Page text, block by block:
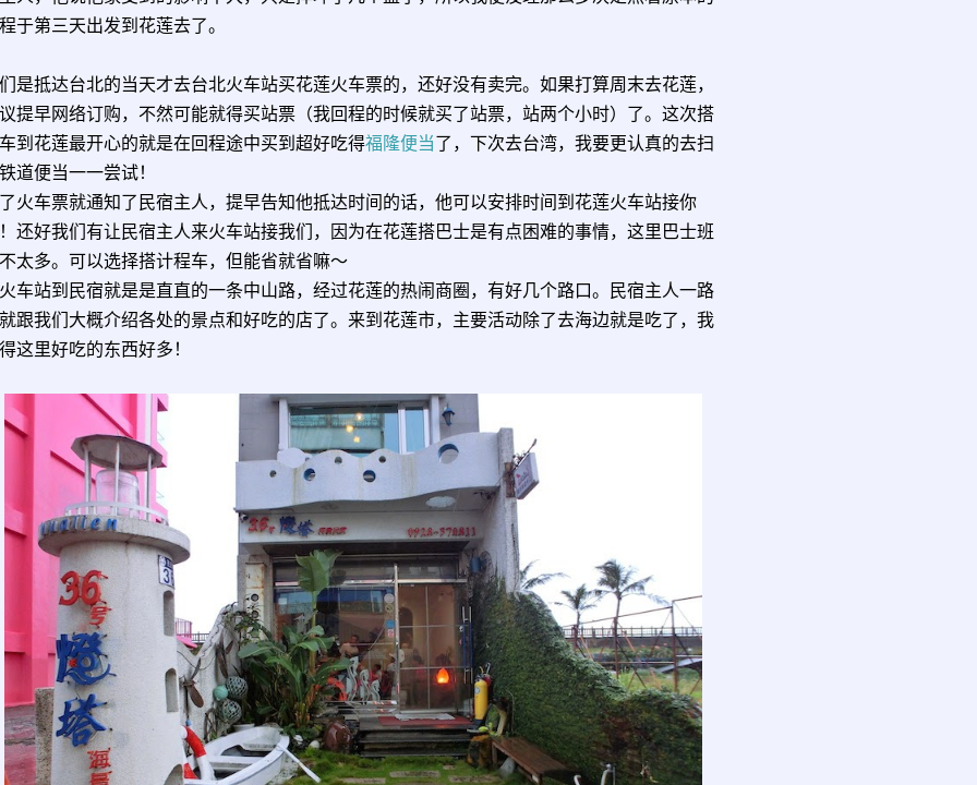
于第三天出发到花莲去了。
是抵达台北的当天才去台北火车站买花莲火车票的，还好没有卖完。如果打算周末去花莲，
提早网络订购，不然可能就得买站票（我回程的时候就买了站票，站两个小时）了。这次搭
到花莲最开心的就是在回程途中买到超好吃得福隆便当了，下次去台湾，我要更认真的去扫
道便当一一尝试！
火车票就通知了民宿主人，提早告知他抵达时间的话，他可以安排时间到花莲火车站接你
还好我们有让民宿主人来火车站接我们，因为在花莲搭巴士是有点困难的事情，这里巴士班
太多。可以选择搭计程车，但能省就省嘛～
车站到民宿就是是直直的一条中山路，经过花莲的热闹商圈，有好几个路口。民宿主人一路
跟我们大概介绍各处的景点和好吃的店了。来到花莲市，主要活动除了去海边就是吃了，我
这里好吃的东西好多！